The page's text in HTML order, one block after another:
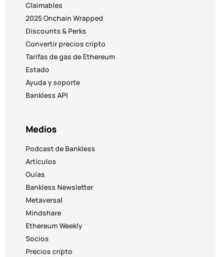
Claimables
2025 Onchain Wrapped
Discounts & Perks
Convertir precios cripto
Tarifas de gas de Ethereum
Estado
Ayuda y soporte
Bankless API
Medios
Podcast de Bankless
Artículos
Guías
Bankless Newsletter
Metaversal
Mindshare
Ethereum Weekly
Socios
Precios cripto